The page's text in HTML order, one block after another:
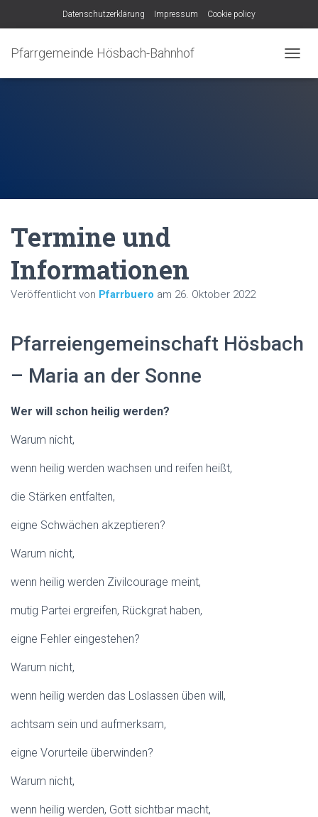
Datenschutzerklärung Impressum Cookie policy
Pfarrgemeinde Hösbach-Bahnhof
A
U
Termine und
Informationen
Veröffentlicht von Pfarrbuero am 26. Oktober 2022
Pfarreiengemeinschaft Hösbach
– Maria an der Sonne
Wer will schon heilig werden?
Warum nicht,
wenn heilig werden wachsen und reifen heißt,
die Stärken entfalten,
eigne Schwächen akzeptieren?
Warum nicht,
wenn heilig werden Zivilcourage meint,
mutig Partei ergreifen, Rückgrat haben,
eigne Fehler eingestehen?
Warum nicht,
wenn heilig werden das Loslassen üben will,
achtsam sein und aufmerksam,
eigne Vorurteile überwinden?
Warum nicht,
wenn heilig werden, Gott sichtbar macht,